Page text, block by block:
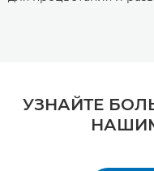
УЗНАЙТЕ